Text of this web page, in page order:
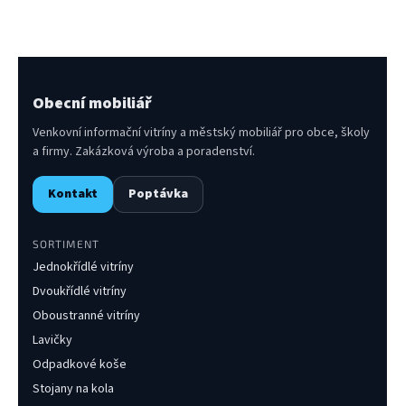
Obecní mobiliář
Venkovní informační vitríny a městský mobiliář pro obce, školy
a firmy. Zakázková výroba a poradenství.
Kontakt Poptávka
SORTIMENT
Jednokřídlé vitríny
Dvoukřídlé vitríny
Oboustranné vitríny
Lavičky
Odpadkové koše
Stojany na kola